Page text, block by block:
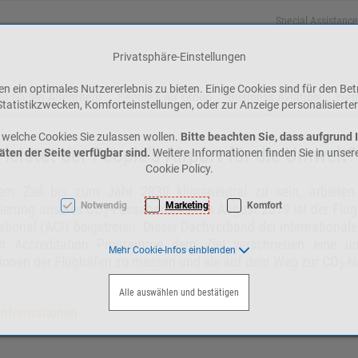
Special Assistance
Altenrhein People's Air Group Business Aviation
leistet der People's Airport für die Umwelt?
Ziel bis zum Jahr 2030 klimaneutral zu sein,
unseres CO2-Fussabdrucks. Im August 2019 ist der
(ACI) beigetreten. Dieser Dachverband der
Accreditation Programme dem Ziel verschrieben eine
Privatsphäre-Einstellungen
ein optimales Nutzererlebnis zu bieten. Einige Cookies sind für den
Komforteinstellungen, oder zur Anzeige
Cookies Sie zulassen wollen. Bitte beachten Sie, dass
der Seite verfügbar sind. Weitere Informationen finden Sie in
Cookie Policy.
Notwendig Marketing Komfort
Mehr Cookie-Infos einblenden
Alle auswählen und bestätigen